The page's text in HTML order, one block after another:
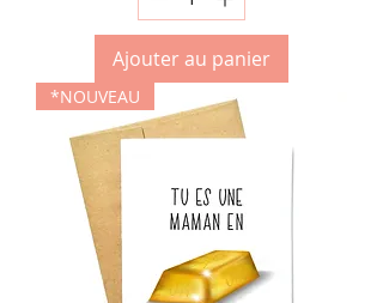
Ajouter au panier
*NOUVEAU